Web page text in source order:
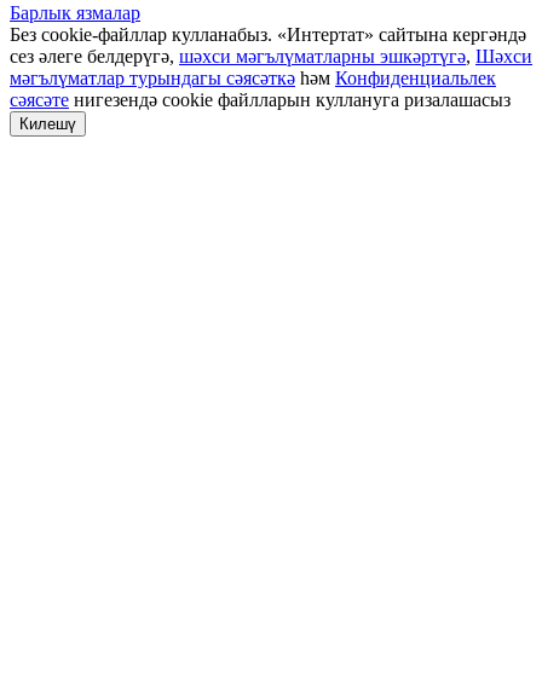
Барлык язмалар
Без cookie-файллар кулланабыз. «Интертат» сайтына кергәндә
сез әлеге белдерүгә, шәхси мәгълүматларны эшкәртүгә, Шәхси
мәгълүматлар турындагы сәясәткә һәм Конфиденциальлек
сәясәте нигезендә cookie файлларын куллануга ризалашасыз
Килешү